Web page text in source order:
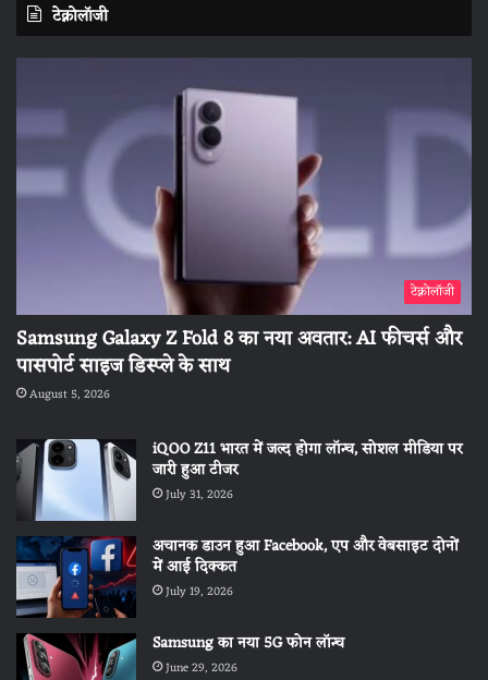
टेक्नोलॉजी
टेक्नोलॉजी
Samsung Galaxy Z Fold 8 का नया अवतार: AI फीचर्स और
पासपोर्ट साइज डिस्प्ले के साथ
August 5, 2026
iQOO Z11 भारत में जल्द होगा लॉन्च, सोशल मीडिया पर
जारी हुआ टीजर
July 31, 2026
अचानक डाउन हुआ Facebook, एप और वेबसाइट दोनों
में आई दिक्कत
July 19, 2026
Samsung का नया 5G फोन लॉन्च
June 29, 2026